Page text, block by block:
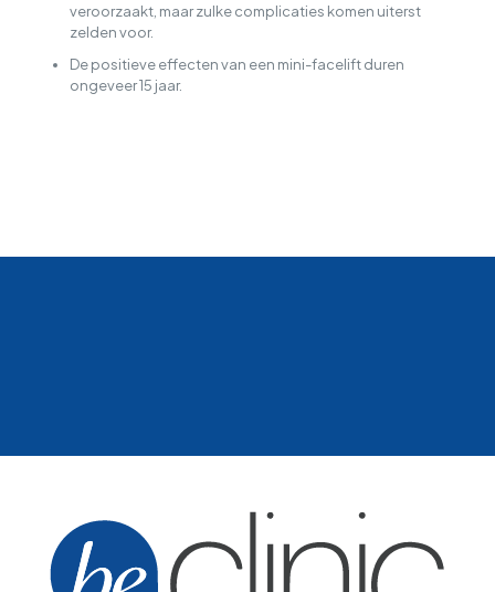
veroorzaakt, maar zulke complicaties komen uiterst
zelden voor.
De positieve effecten van een mini-facelift duren
ongeveer 15 jaar.